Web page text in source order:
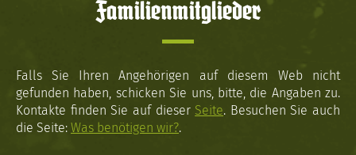
Familienmitglieder
Falls Sie Ihren Angehörigen auf diesem Web nicht
gefunden haben, schicken Sie uns, bitte, die Angaben zu.
Kontakte finden Sie auf dieser Seite. Besuchen Sie auch
die Seite: Was benötigen wir?.